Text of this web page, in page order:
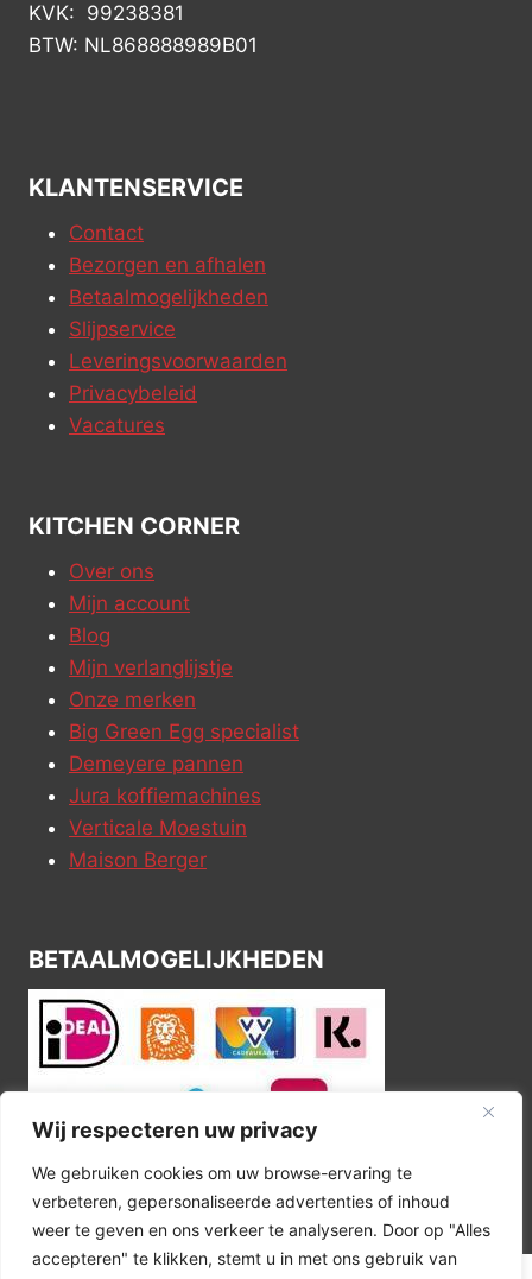
Wij respecteren uw privacy
We gebruiken cookies om uw browse-ervaring te
verbeteren, gepersonaliseerde advertenties of inhoud
weer te geven en ons verkeer te analyseren. Door op "Alles
accepteren" te klikken, stemt u in met ons gebruik van
KVK: 99238381
BTW: NL868888989B01
KLANTENSERVICE
Contact
Bezorgen en afhalen
Betaalmogelijkheden
Slijpservice
Leveringsvoorwaarden
Privacybeleid
Vacatures
KITCHEN CORNER
Over ons
Mijn account
Blog
Mijn verlanglijstje
Onze merken
Big Green Egg specialist
Demeyere pannen
Jura koffiemachines
Verticale Moestuin
Maison Berger
BETAALMOGELIJKHEDEN